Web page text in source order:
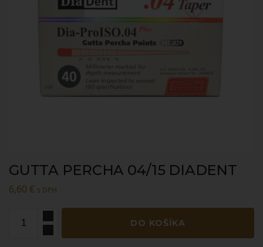
GUTTA PERCHA 04/15 DIADENT
6,60 € s DPH
DO KOŠÍKA